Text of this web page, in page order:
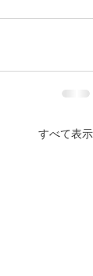
すべて表示